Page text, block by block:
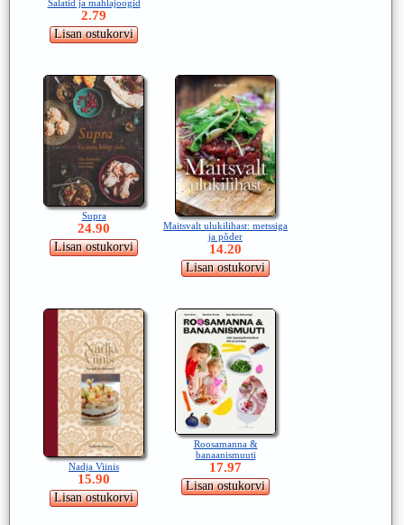
Salatid ja mahlajoogid
2.79
Supra
24.90
Maitsvalt ulukilihast: metssiga
ja põder
14.20
Nadja Viinis
15.90
Roosamanna &
banaanismuuti
17.97